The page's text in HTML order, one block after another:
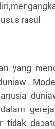
rasul.
yang
tidak